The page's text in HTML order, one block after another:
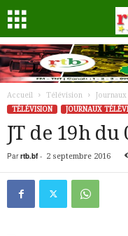
Accueil Télévision
TÉLÉVISION
JOURNAUX
JT de 19h du
Par rtb.bf- 2 septembre 2016